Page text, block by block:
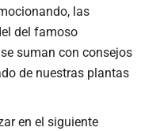
las
del famoso
suman con consejos
de nuestras plantas
en el siguiente